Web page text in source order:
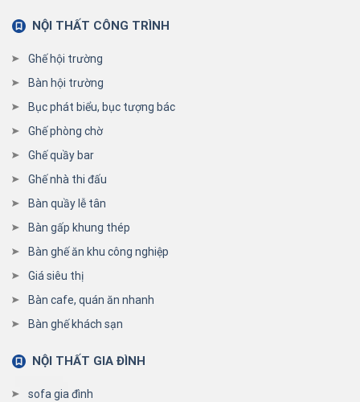
NỘI THẤT CÔNG TRÌNH
Ghế hội trường
Bàn hội trường
Bục phát biểu, bục tượng bác
Ghế phòng chờ
Ghế quầy bar
Ghế nhà thi đấu
Bàn quầy lễ tân
Bàn gấp khung thép
Bàn ghế ăn khu công nghiệp
Giá siêu thị
Bàn cafe, quán ăn nhanh
Bàn ghế khách sạn
NỘI THẤT GIA ĐÌNH
sofa gia đình